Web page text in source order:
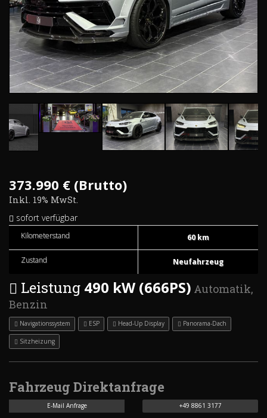
373.990 € (Brutto)
Inkl. 19% MwSt.
sofort verfügbar
Kilometerstand 60 km
Zustand Neufahrzeug
Leistung 490 kW (666PS) Automatik,
Benzin
Navigationssystem ESP Head-Up Display Panorama-Dach
Sitzheizung
Fahrzeug Direktanfrage
E-Mail Anfrage +49 8861 3177